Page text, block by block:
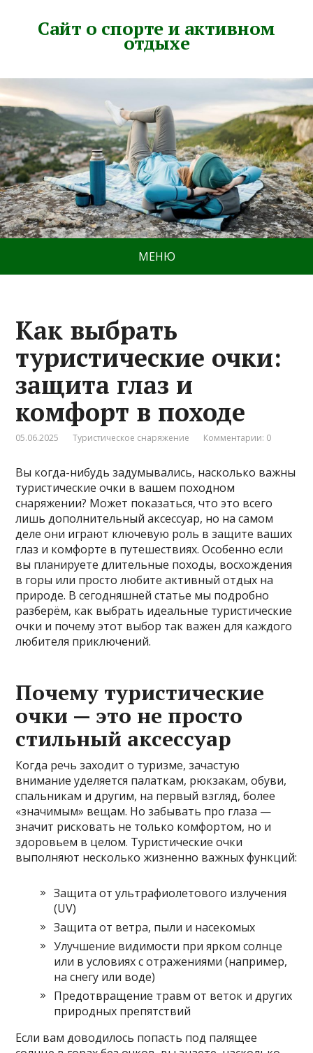
Сайт о спорте и активном
отдыхе
МЕНЮ
Как выбрать
туристические очки:
защита глаз и
комфорт в походе
05.06.2025 Туристическое снаряжение Комментарии: 0
Вы когда-нибудь задумывались, насколько важны
туристические очки в вашем походном
снаряжении? Может показаться, что это всего
лишь дополнительный аксессуар, но на самом
деле они играют ключевую роль в защите ваших
глаз и комфорте в путешествиях. Особенно если
вы планируете длительные походы, восхождения
в горы или просто любите активный отдых на
природе. В сегодняшней статье мы подробно
разберём, как выбрать идеальные туристические
очки и почему этот выбор так важен для каждого
любителя приключений.
Почему туристические
очки — это не просто
стильный аксессуар
Когда речь заходит о туризме, зачастую
внимание уделяется палаткам, рюкзакам, обуви,
спальникам и другим, на первый взгляд, более
«значимым» вещам. Но забывать про глаза —
значит рисковать не только комфортом, но и
здоровьем в целом. Туристические очки
выполняют несколько жизненно важных функций:
Защита от ультрафиолетового излучения
(UV)
Защита от ветра, пыли и насекомых
Улучшение видимости при ярком солнце
или в условиях с отражениями (например,
на снегу или воде)
Предотвращение травм от веток и других
природных препятствий
Если вам доводилось попасть под палящее